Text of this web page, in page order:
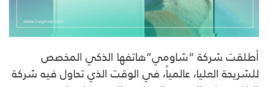
أطلقت شركة “شاومي”هاتفها الذكي المخصص
للشريحة العليا، عالمياً، في الوقت الذي تحاول فيه شركة